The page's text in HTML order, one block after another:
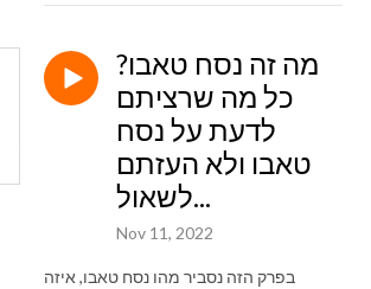
מה זה נסח טאבו?
כל מה שרציתם
לדעת על נסח
טאבו ולא העזתם
לשאול...
Nov 11, 2022
בפרק הזה נסביר מהו נסח טאבו, איזה